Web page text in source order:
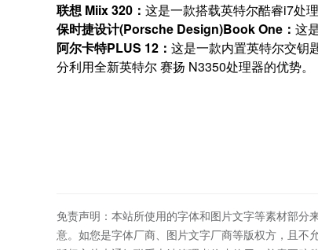
联想 Miix 320 ： 这是一款搭载英特尔酷睿i7处
保时捷设计(Porsche Design)Book One ： 这
阿尔卡特PLUS 12 ： 这是一款内置英特尔交钥
分利用全新英特尔 赛扬 N3350处理器的优势。
免责声明：本站所使用的字体和图片文字等素材部
意。如您是字体厂商、图片文字厂商等版权方，且